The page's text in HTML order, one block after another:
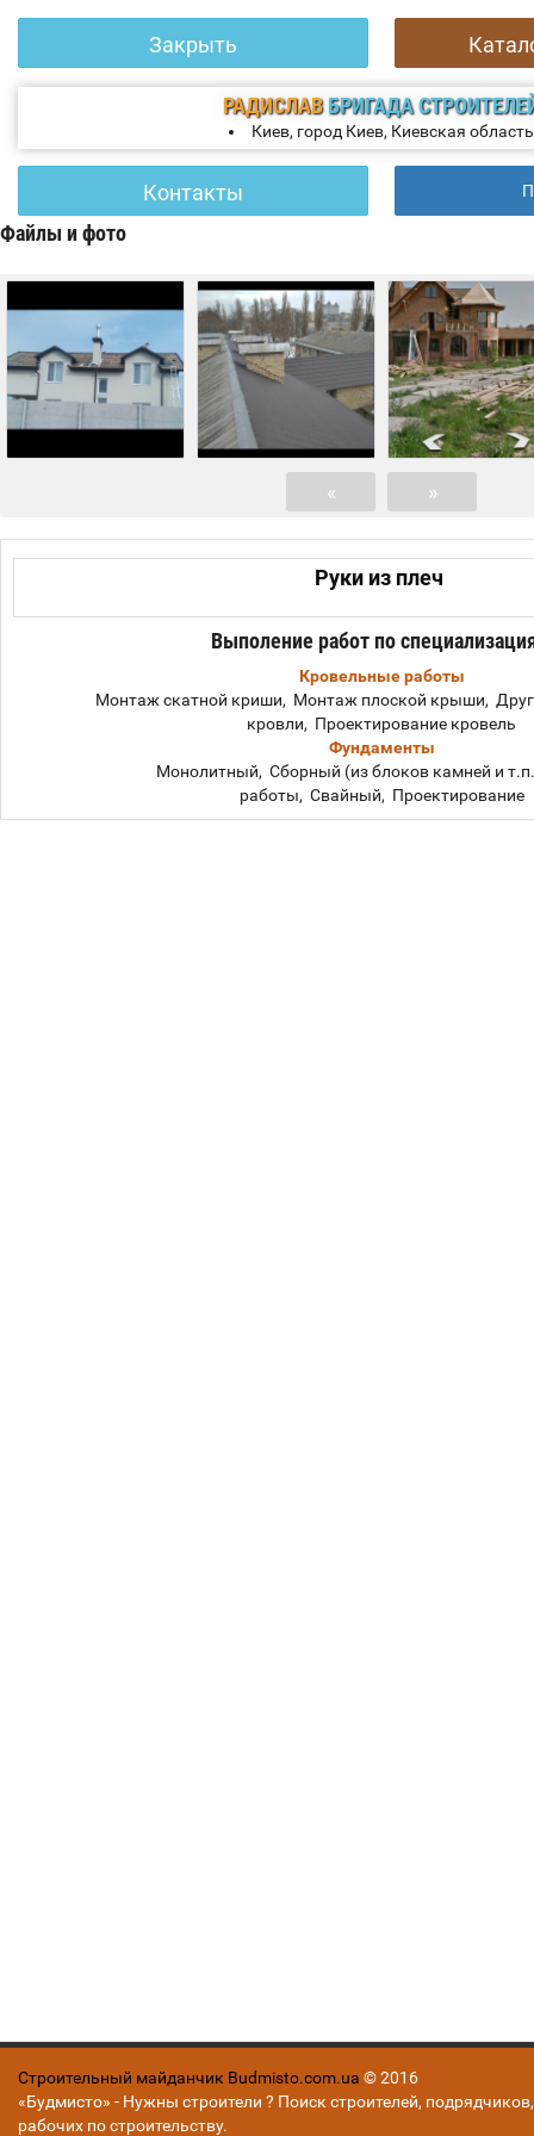
Закрыть
РАДИСЛАВБРИГАДА
Киев, город Киев, Киевская область
Контакты
Файлы и фото
« »
Руки из плеч
Выполение работ по
Кровельные работы
Монтаж скатной криши, Монтаж плоской крыши,
кровли, Проектирование кровель
Фундаменты
Монолитный, Сборный (из блоков камней и
работы, Свайный, Проектирование
Строительный майданчик Budmisto.com.ua © 2016
«Будмисто» - Нужны строители ? Поиск строителей, подрядчиков,
рабочих по строительству.